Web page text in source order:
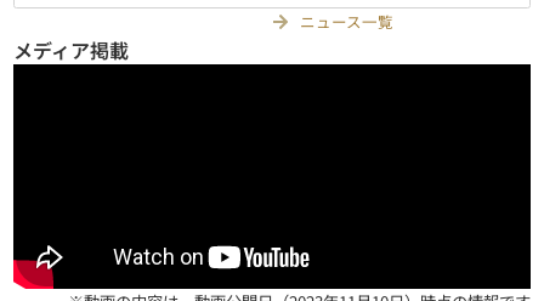
ニュース一覧
メディア掲載